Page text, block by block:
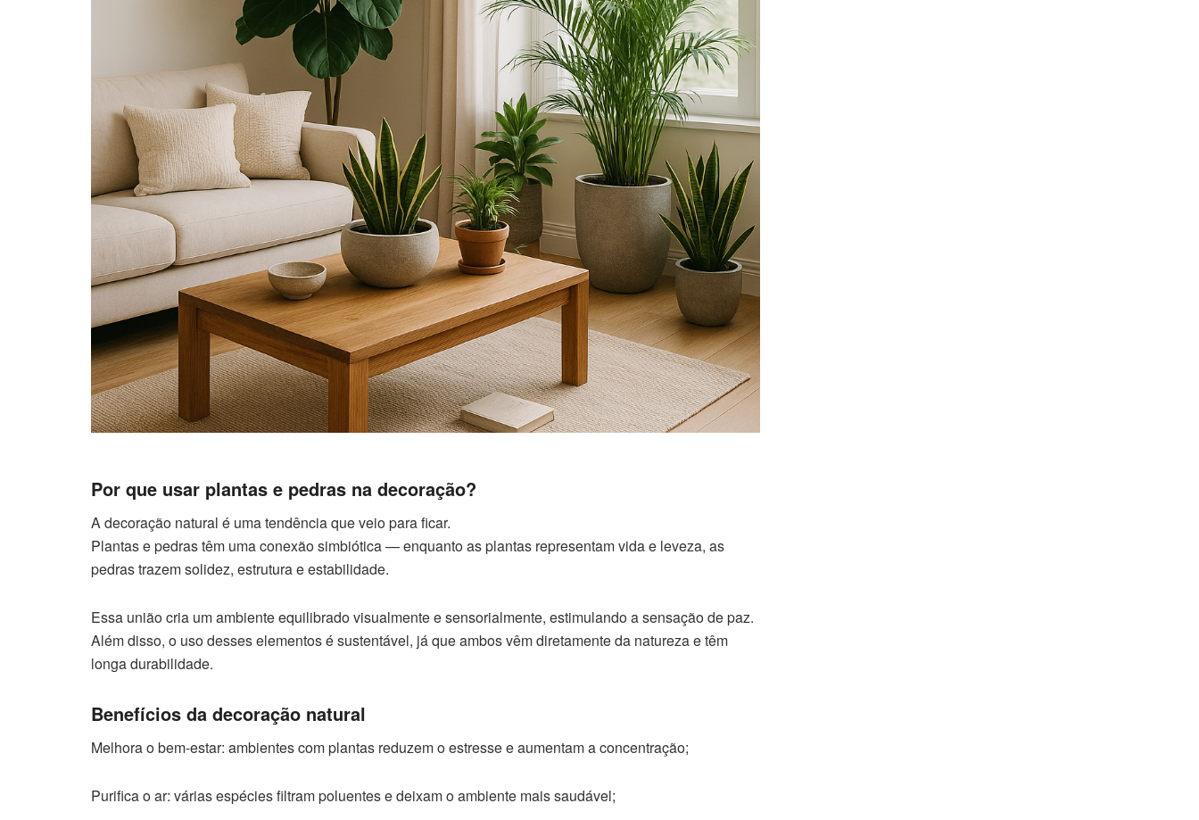
Por que usar plantas e pedras na decoração?
A decoração natural é uma tendência que veio para ficar.
Plantas e pedras têm uma conexão simbiótica — enquanto as plantas representam vida e leveza, as
pedras trazem solidez, estrutura e estabilidade.
Essa união cria um ambiente equilibrado visualmente e sensorialmente, estimulando a sensação de paz.
Além disso, o uso desses elementos é sustentável, já que ambos vêm diretamente da natureza e têm
longa durabilidade.
Benefícios da decoração natural
Melhora o bem-estar: ambientes com plantas reduzem o estresse e aumentam a concentração;
Purifica o ar: várias espécies filtram poluentes e deixam o ambiente mais saudável;